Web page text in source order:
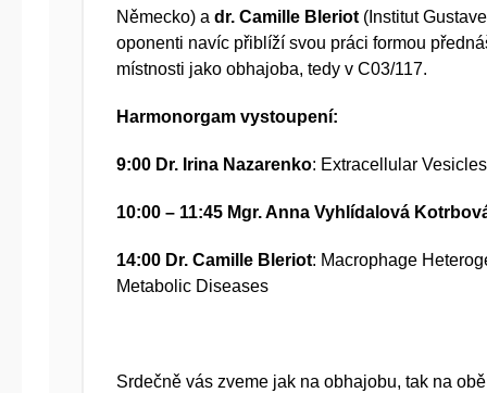
Německo) a dr. Camille Bleriot (Institut
oponenti navíc přiblíží svou práci formou
místnosti jako obhajoba, tedy v C03/117.
Harmonorgam vystoupení:
9:00 Dr. Irina Nazarenko: Extracellular
10:00 – 11:45 Mgr. Anna Vyhlídalová
14:00 Dr. Camille Bleriot: Macrophage
Metabolic Diseases
Srdečně vás zveme jak na obhajobu, tak na